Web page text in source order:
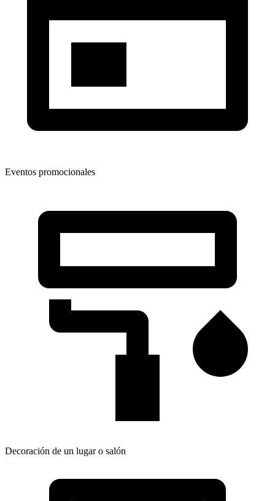
Eventos promocionales
Decoración de un lugar o salón